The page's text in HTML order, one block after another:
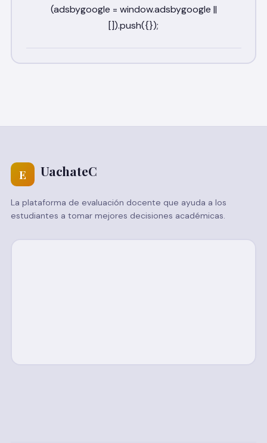
E UachateC
La plataforma de evaluación docente que ayuda a los
estudiantes a tomar mejores decisiones académicas.